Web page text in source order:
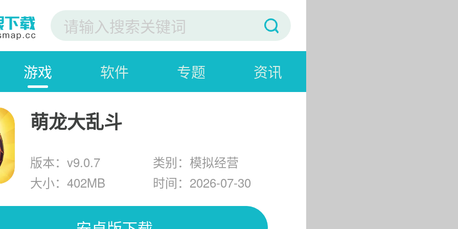
游戏 软件 专题 资讯
萌龙大乱斗
版本：v9.0.7
类别：模拟经营
大小：402MB
时间：2026-07-30